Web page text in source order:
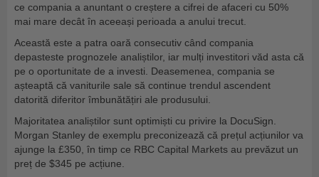
ce compania a anuntant o creștere a cifrei de afaceri cu 50%
mai mare decât în aceeași perioada a anului trecut.
Această este a patra oară consecutiv când compania
depasteste prognozele analiștilor, iar mulți investitori văd asta că
pe o oportunitate de a investi. Deasemenea, compania se
așteaptă că vaniturile sale să continue trendul ascendent
datorită diferitor îmbunătățiri ale produsului.
Majoritatea analiștilor sunt optimiști cu privire la DocuSign.
Morgan Stanley de exemplu preconizează că prețul acțiunilor va
ajunge la £350, în timp ce RBC Capital Markets au prevăzut un
preț de $345 pe acțiune.